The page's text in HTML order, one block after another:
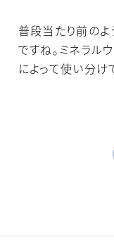
普段当たり前の
ですね。ミネラル
によって使い分け